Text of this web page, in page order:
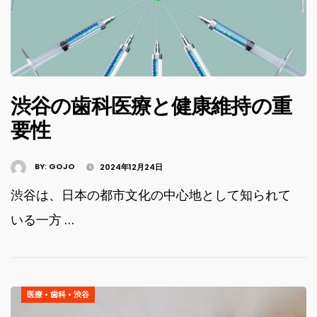
渋谷の歯科医療と健康維持の重
要性
BY: GOJO 2024年12月24日
渋谷は、日本の都市文化の中心地として知られて
いる一方 …
医療 • 歯科 • 渋谷